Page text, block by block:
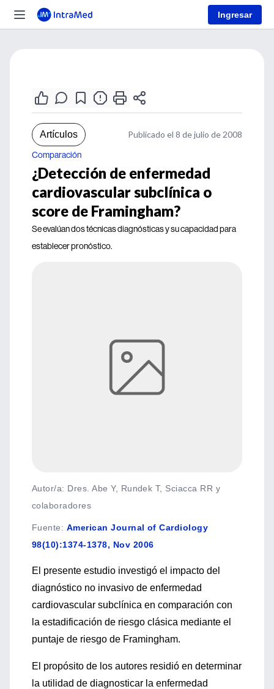
Ingresar
Artículos Publicado el 8 de julio de 2008
Comparación
¿Detección de enfermedad
cardiovascular subclínica o
score de Framingham?
Se evalúan dos técnicas diagnósticas y su capacidad para
establecer pronóstico.
Autor/a: Dres. Abe Y, Rundek T, Sciacca RR y
colaboradores
Fuente: American Journal of Cardiology
98(10):1374-1378, Nov 2006
El presente estudio investigó el impacto del
diagnóstico no invasivo de enfermedad
cardiovascular subclínica en comparación con
la estadificación de riesgo clásica mediante el
puntaje de riesgo de Framingham.
El propósito de los autores residió en determinar
la utilidad de diagnosticar la enfermedad